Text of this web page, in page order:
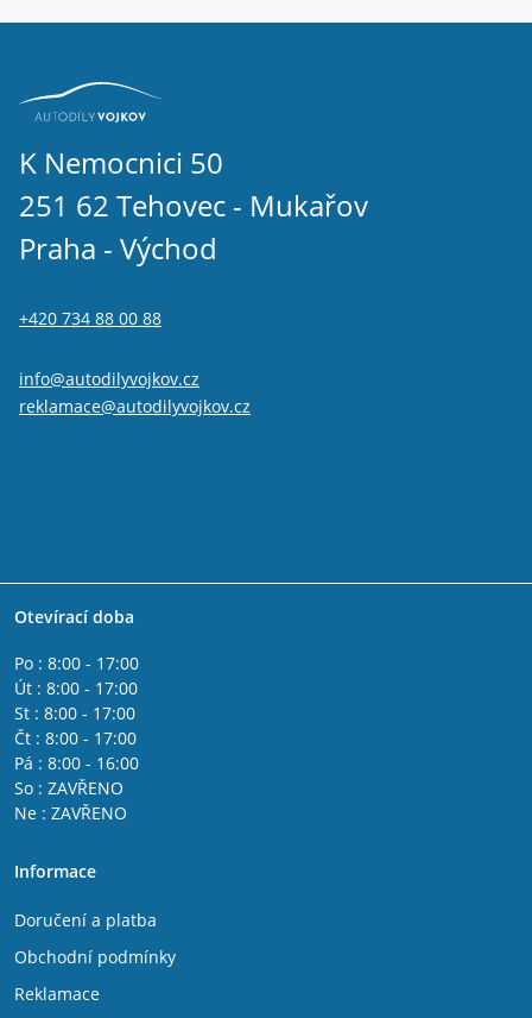
K Nemocnici 50
251 62 Tehovec - Mukařov
Praha - Východ
+420 734 88 00 88
info@autodilyvojkov.cz
reklamace@autodilyvojkov.cz
Otevírací doba
Po : 8:00 - 17:00
Út : 8:00 - 17:00
St : 8:00 - 17:00
Čt : 8:00 - 17:00
Pá : 8:00 - 16:00
So : ZAVŘENO
Ne : ZAVŘENO
Informace
Doručení a platba
Obchodní podmínky
Reklamace